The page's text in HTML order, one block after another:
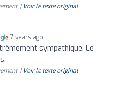
| Voir le texte original
7 years ago
sympathique. Le
| Voir le texte original